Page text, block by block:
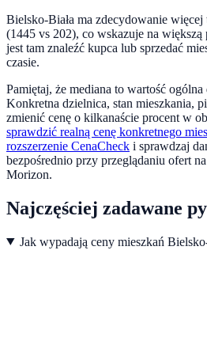
Bielsko-Biała ma zdecydowanie
(1445 vs 202), co wskazuje na
jest tam znaleźć kupca lub sprzedać
czasie.
Pamiętaj, że mediana to wartość ogólna
Konkretna dzielnica, stan mieszkania,
zmienić cenę o kilkanaście procent w
sprawdzić realną cenę konkretnego
rozszerzenie CenaCheck i sprawdzaj
bezpośrednio przy przeglądaniu ofert
Morizon.
Najczęściej zadawane
Jak wypadają ceny mieszkań